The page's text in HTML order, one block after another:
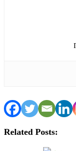
Related Posts: